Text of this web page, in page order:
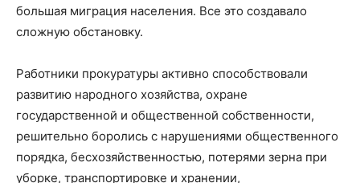
большая миграция населения. Все это создавало
сложную обстановку.
Работники прокуратуры активно способствовали
развитию народного хозяйства, охране
государственной и общественной собственности,
решительно боролись с нарушениями общественного
порядка, бесхозяйственностью, потерями зерна при
уборке, транспортировке и хранении,